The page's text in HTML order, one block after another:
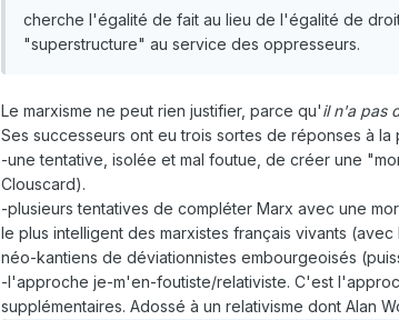
cherche l'égalité de fait au lieu de l'égalité de
"superstructure" au service des oppresseurs.
Le marxisme ne peut rien justifier, parce qu'il n'a pas
Ses successeurs ont eu trois sortes de réponses à la
-une tentative, isolée et mal foutue, de créer une
Clouscard).
-plusieurs tentatives de compléter Marx avec une
le plus intelligent des marxistes français vivants
néo-kantiens de déviationnistes embourgeoisés
-l'approche je-m'en-foutiste/relativiste. C'est
supplémentaires. Adossé à un relativisme dont Alan